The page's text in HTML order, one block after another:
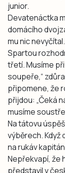
junior.
Devatenáctka
domácího
mu nic
Spartou
třetí. Musíme
soupeře,“
připomene, že
přijdou: „Čeká
musíme
Na tátovu
výběrech. Když
na rukáv
Nepřekvapí, že
představil v